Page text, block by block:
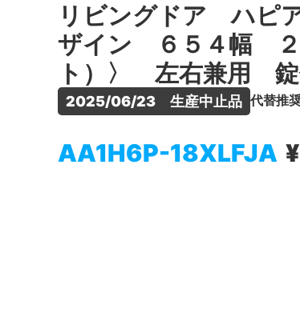
リビングドア ハ
ザイン ６５４幅 ２
ト）〉 左右兼用
2025/06/23　生産中止品 代替推
AA1H6P-18XLFJA